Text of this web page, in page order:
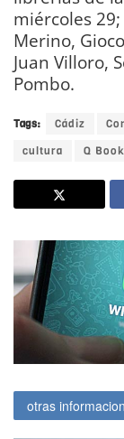
miércoles
Merino,
Juan Villoro,
Pombo.
Tags: Cádiz
cultura
Q Book
otras